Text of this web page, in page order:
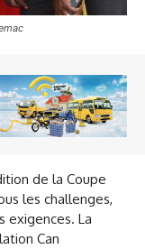
de la Coupe
les challenges,
exigences. La
Can